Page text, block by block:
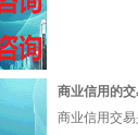
商业信用的
商业信用交